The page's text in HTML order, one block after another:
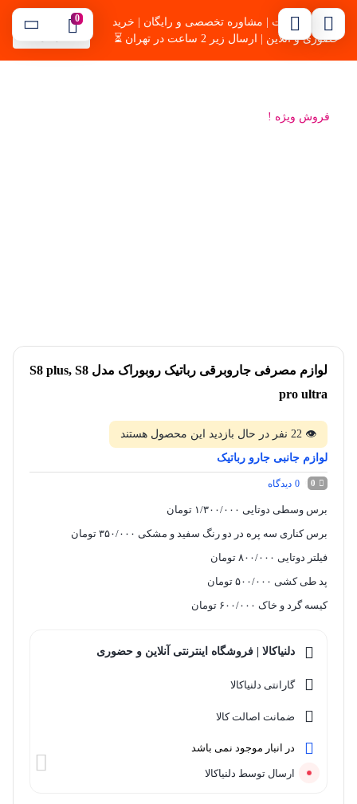
🔥بهترین قیمت | مشاوره تخصصی و رایگان | خرید
حضوری و آنلاین | ارسال زیر 2 ساعت در تهران ⏳
09121254344
0
فروش ویژه !
لوازم مصرفی جاروبرقی رباتیک روبوراک مدل S8 plus, S8
pro ultra
👁
22نفر در حال بازدید این محصول هستند
لوازم جانبی جارو رباتیک
0
0 دیدگاه
برس وسطی دوتایی ۱/۳۰۰/۰۰۰ تومان
برس کناری سه پره در دو رنگ سفید و مشکی ۳۵۰/۰۰۰ تومان
فیلتر دوتایی ۸۰۰/۰۰۰ تومان
پد طی کشی ۵۰۰/۰۰۰ تومان
کیسه گرد و خاک ۶۰۰/۰۰۰ تومان
دلنیاکالا | فروشگاه اینترنتی آنلاین و حضوری
گارانتی دلنیاکالا
ضمانت اصالت کالا
در انبار موجود نمی باشد
ارسال توسط دلنیاکالا